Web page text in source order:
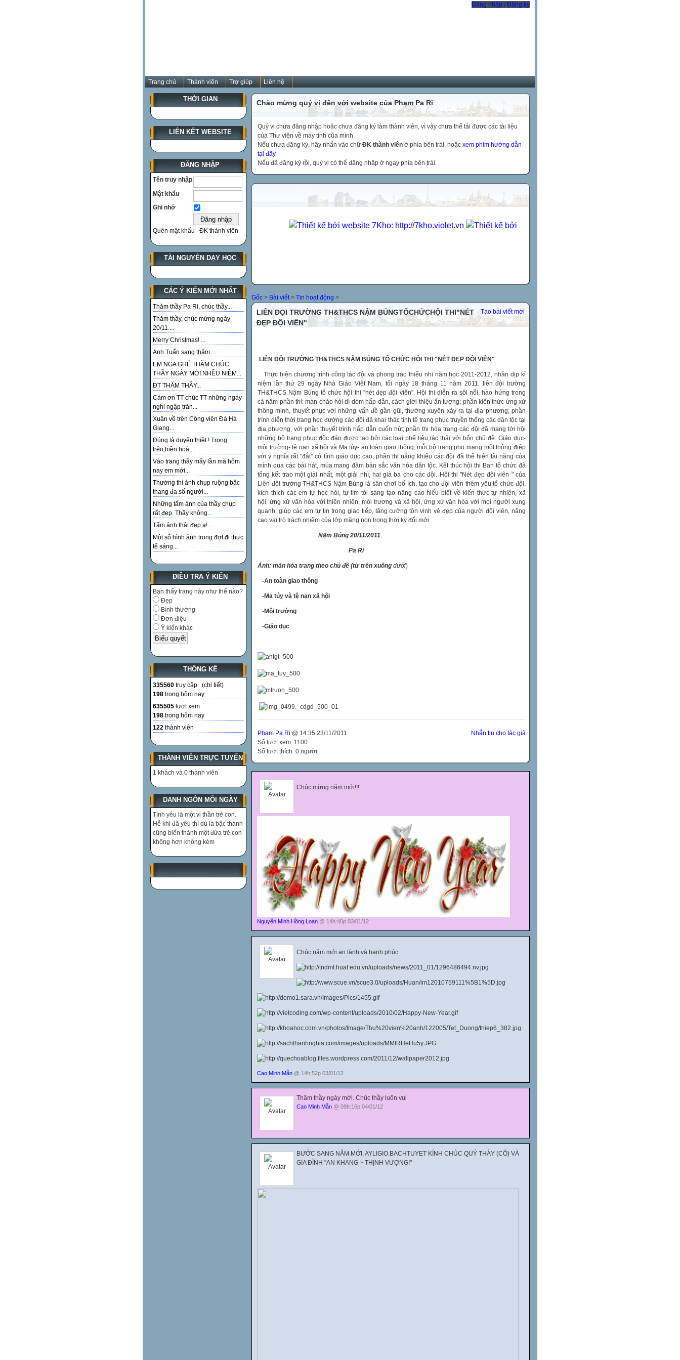
Đăng nhập / Đăng ký
Trang chủ Thành viên Trợ giúp Liên hệ
THỜI GIAN
LIÊN KẾT WEBSITE
ĐĂNG NHẬP
Tên truy nhập
Mật khẩu
Ghi nhớ
Quên mật khẩu ĐK thành viên
TÀI NGUYÊN DẠY HỌC
CÁC Ý KIẾN MỚI NHẤT
Thăm thầy Pa Ri, chúc thầy...
Thăm thầy, chúc mừng ngày
20/11....
Merry Christmas! ...
Anh Tuấn sang thăm ...
EM NGA GHÉ THĂM CHÚC
THẦY NGÀY MỚI NHỀU NIỀM...
ĐT THĂM THẦY...
Cảm ơn TT chúc TT những ngày
nghỉ ngập tràn...
Xuân về trên Công viên Đá Hà
Giang...
Đúng là duyên thiệt ! Trong
trẻo,hiền hoà....
Vào trang thầy mấy lần mà hôm
nay em mới...
Thường thì ảnh chụp ruộng bậc
thang đa số người...
Những tấm ảnh của thầy chụp
rất đẹp. Thầy không...
Tấm ảnh thật đẹp ạ!...
Một số hình ảnh trong đợt đi thực
tế sáng...
ĐIỀU TRA Ý KIẾN
Bạn thấy trang này như thế nào?
Đẹp
Bình thường
Đơn điệu
Ý kiến khác
THỐNG KÊ
335560 truy cập (chi tiết)
198 trong hôm nay
635505 lượt xem
198 trong hôm nay
122 thành viên
THÀNH VIÊN TRỰC TUYẾN
1 khách và 0 thành viên
DANH NGÔN MỖI NGÀY
Tình yêu là một vị thần trẻ con.
Hễ khi đã yêu thì dù là bậc thánh
cũng biến thành một đứa trẻ con
không hơn không kém
Chào mừng quý vị đến với website của Phạm Pa Ri
Quý vị chưa đăng nhập hoặc chưa đăng ký làm thành viên, vì vậy chưa thể tải được các tài liệu
của Thư viện về máy tính của mình.
Nếu chưa đăng ký, hãy nhấn vào chữ ĐK thành viên ở phía bên trái, hoặc xem phim hướng dẫn
tại đây
Nếu đã đăng ký rồi, quý vị có thể đăng nhập ở ngay phía bên trái.
Gốc > Bài viết> Tin hoạt động >
Tạo bài viết mới
LIÊN ĐỌI TRƯỜNG TH&THCS NẬM BÚNGTỔCHỨCHỘI THI"NÉT
ĐẸP ĐỘI VIÊN"
LIÊN ĐỘI TRƯỜNG TH&THCS NẬM BÚNG TỔ CHỨC HỘI THI "NÉT ĐẸP ĐỘI VIÊN"
Thực hiện chương trình công tác đội và phong trào thiếu nhi năm học 2011-2012, nhân dịp kỉ
niệm lần thứ 29 ngày Nhà Giáo Việt Nam, tối ngày 18 tháng 11 năm 2011, liên đội trường
TH&THCS Nậm Búng tổ chức hội thi "nét đẹp đội viên". Hội thi diễn ra sôi nổi, hào hứng trong
cả năm phần thi: màn chào hỏi dí dỏm hấp dẫn, cách giới thiệu ấn tượng; phần kiến thức ứng xử
thông minh, thuyết phục với những vấn đề gần gũi, thường xuyên xảy ra tại địa phương; phần
trình diễn thời trang học đường các đội đã khai thác tinh tế trang phục truyền thống các dân tộc tại
địa phương, với phần thuyết trình hấp dẫn cuốn hút; phần thi hóa trang các đội đã mang tới hội
những bộ trang phục độc đáo được tạo bởi các loại phế liệu,rác thải với bốn chủ đề: Giáo duc-
môi trường- tệ nạn xã hội và Ma túy- an toàn giao thông, mỗi bộ trang phụ mang một thông điệp
với ý nghĩa rất "đắt" có tính giáo dục cao; phần thi năng khiếu các đội đã thể hiện tài năng của
mình qua các bài hát, múa mang đậm bản sắc văn hóa dân tộc. Kết thúc hội thi Ban tổ chức đã
tổng kết trao một giải nhất, một giải nhì, hai giả ba cho các đội. Hội thi "Nét đẹp đội viên " của
Liên đội trường TH&THCS Nậm Búng là sân chơi bổ ích, tạo cho đội viên thêm yêu tổ chức đội,
kích thích các em tự học hỏi, tự tìm tòi sáng tạo nâng cao hiểu biết về kiến thức tự nhiên, xã
hội, ứng xử văn hóa với thiên nhiên, môi trương và xã hội, ứng xử văn hóa với mọi người xung
quanh, giúp các em tự tin trong giao tiếp, tăng cường tôn vinh vẻ đẹp của người đội viên, nâng
cao vai trò trách nhiệm của lớp măng non trong thời kỳ đổi mới
Nậm Búng 20/11/2011
Pa Ri
Ảnh: màn hóa trang theo chủ đề (từ trên xuống dưới)
-An toàn giao thông
-Ma túy và tệ nạn xã hội
-Môi trường
-Giáo dục
Nhắn tin cho tác giả
Phạm Pa Ri @ 14:35 23/11/2011
Số lượt xem: 1100
Số lượt thích: 0 người
Chúc mừng năm mới!!!
Nguyễn Minh Hồng Loan @ 14h:40p 03/01/12
Chúc năm mới an lành và hạnh phúc
Cao Minh Mẫn @ 14h:52p 03/01/12
Thăm thầy ngày mới. Chúc thầy luôn vui
Cao Minh Mẫn @ 09h:16p 04/01/12
BƯỚC SANG NĂM MỚI, AYLIGIO.BACHTUYET KÍNH CHÚC QUÝ THÀY (CÔ) VÀ
GIA ĐÌNH "AN KHANG ~ THỊNH VƯỢNG!"